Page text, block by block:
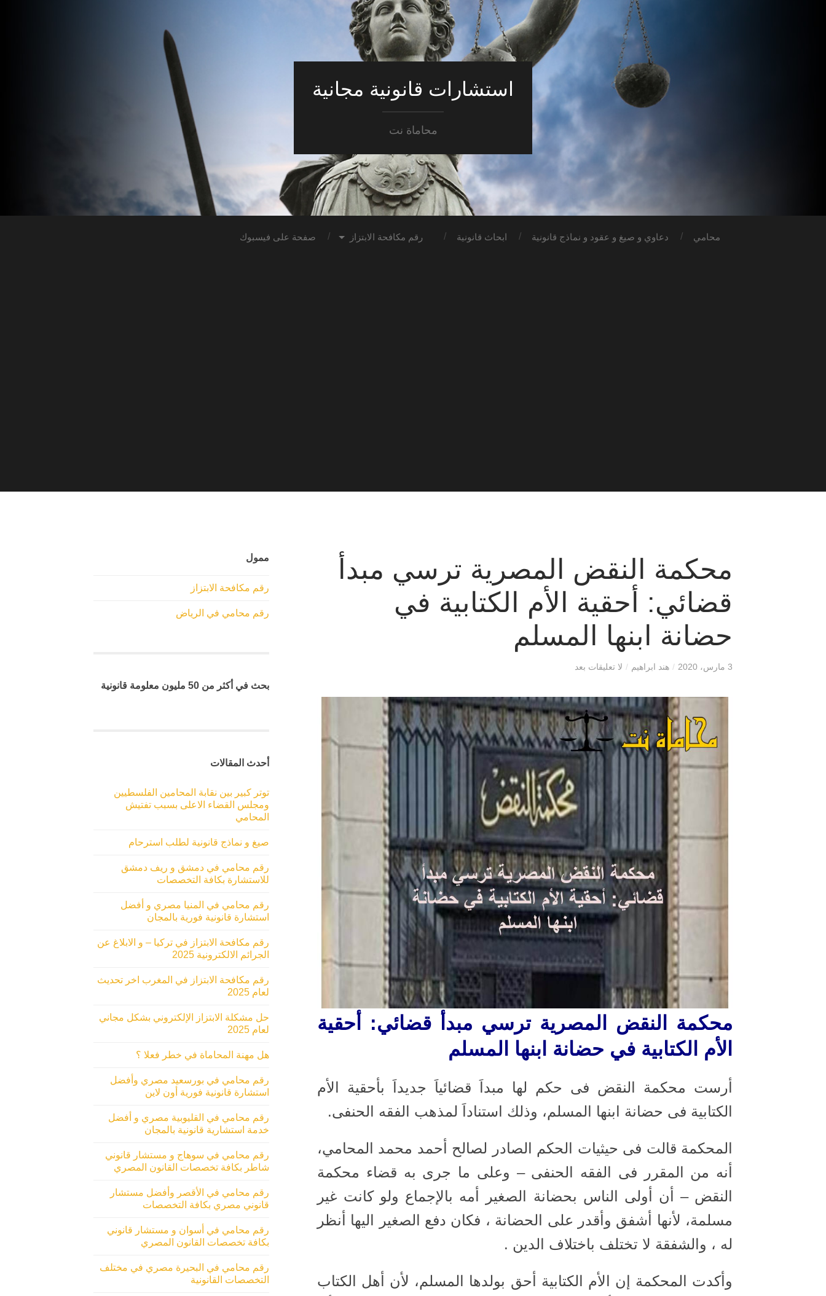
استشارات قانونية مجانية
محاماة نت
محامي دعاوي و صيغ و عقود و نماذج قانونية ابحاث قانونية رقم مكافحة الابتزاز صفحة على فيسبوك
محكمة النقض المصرية ترسي مبدأ
قضائي: أحقية الأم الكتابية في
حضانة ابنها المسلم
3 مارس، 2020 / هند ابراهيم / لا تعليقات بعد
محكمة النقض المصرية ترسي مبدأ قضائي: أحقية
الأم الكتابية في حضانة ابنها المسلم
أرست محكمة النقض فى حكم لها مبداَ قضائياَ جديداَ بأحقية الأم
الكتابية فى حضانة ابنها المسلم، وذلك استناداَ لمذهب الفقه الحنفى.
المحكمة قالت فى حيثيات الحكم الصادر لصالح أحمد محمد المحامي،
أنه من المقرر فى الفقه الحنفى – وعلى ما جرى به قضاء محكمة
النقض – أن أولى الناس بحضانة الصغير أمه بالإجماع ولو كانت غير
مسلمة، لأنها أشفق وأقدر على الحضانة ، فكان دفع الصغير اليها أنظر
له ، والشفقة لا تختلف باختلاف الدين .
وأكدت المحكمة إن الأم الكتابية أحق بولدها المسلم، لأن أهل الكتاب
ممول
رقم مكافحة الابتزاز
رقم محامي في الرياض
بحث في أكثر من 50 مليون معلومة قانونية
أحدث المقالات
توتر كبير بين نقابة المحامين الفلسطيين
ومجلس القضاء الاعلى بسبب تفتيش
المحامي
صيغ و نماذج قانونية لطلب استرحام
رقم محامي في دمشق و ريف دمشق
للاستشارة بكافة التخصصات
رقم محامي في المنيا مصري و أفضل
استشارة قانونية فورية بالمجان
رقم مكافحة الابتزاز في تركيا – و الابلاغ عن
الجرائم الالكترونية 2025
رقم مكافحة الابتزاز في المغرب اخر تحديث
لعام 2025
حل مشكلة الابتزاز الإلكتروني بشكل مجاني
لعام 2025
هل مهنة المحاماة في خطر فعلا ؟
رقم محامي في بورسعيد مصري وأفضل
استشارة قانونية فورية أون لاين
رقم محامي في القليوبية مصري و أفضل
خدمة استشارية قانونية بالمجان
رقم محامي في سوهاج و مستشار قانوني
شاطر بكافة تخصصات القانون المصري
رقم محامي في الأقصر وأفضل مستشار
قانوني مصري بكافة التخصصات
رقم محامي في أسوان و مستشار قانوني
بكافة تخصصات القانون المصري
رقم محامي في البحيرة مصري في مختلف
التخصصات القانونية